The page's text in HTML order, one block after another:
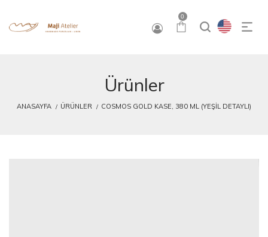
0
Ürünler
ANASAYFA ÜRÜNLER COSMOS GOLD KASE, 380 ML (YEŞIL DETAYLI)